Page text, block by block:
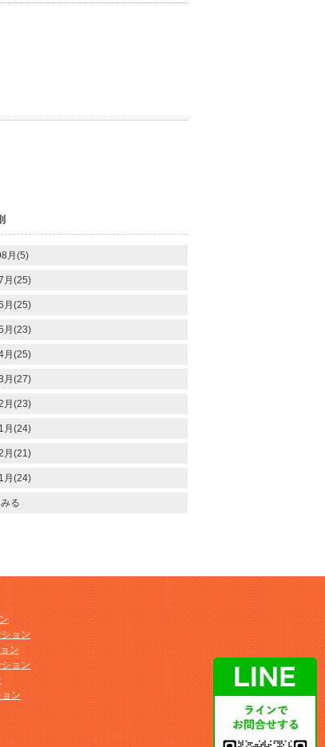
月(5)
月(25)
月(25)
月(23)
月(25)
月(27)
月(23)
月(24)
月(21)
月(24)
る
ョン
ン
ョン
ン